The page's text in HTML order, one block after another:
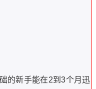
的新手能在2到3个月迅